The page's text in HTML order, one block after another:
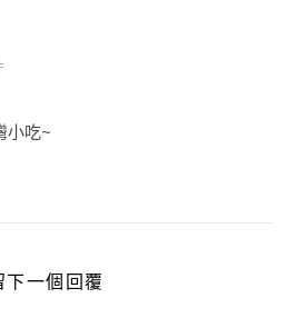
小吃~
下一個回覆